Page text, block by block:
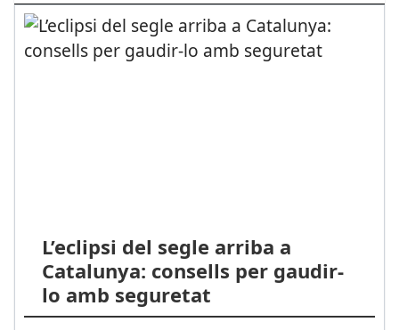
L’eclipsi del segle arriba a
Catalunya: consells per gaudir-
lo amb seguretat